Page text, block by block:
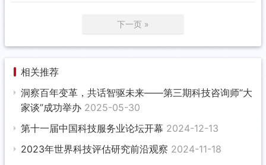
下一页 »
相关推荐
洞察百年变革，共话智驱未来——第三期科技咨询师“大
家谈”成功举办 2025-05-30
第十一届中国科技服务业论坛开幕 2024-12-13
2023年世界科技评估研究前沿观察 2024-11-18